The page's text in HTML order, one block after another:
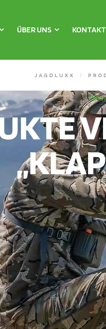
ÜBER UNS KONTAKT
JAGDLUXX /